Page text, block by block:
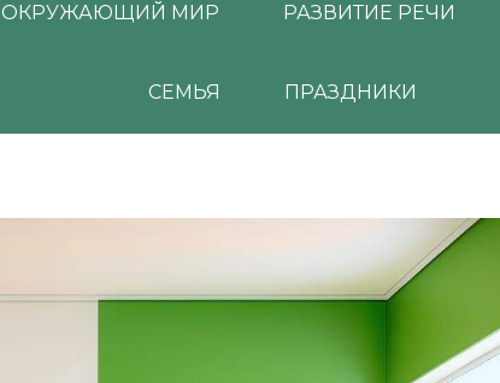
ОКРУЖАЮЩИЙ МИР РАЗВИТИЕ РЕЧИ
СЕМЬЯ ПРАЗДНИКИ